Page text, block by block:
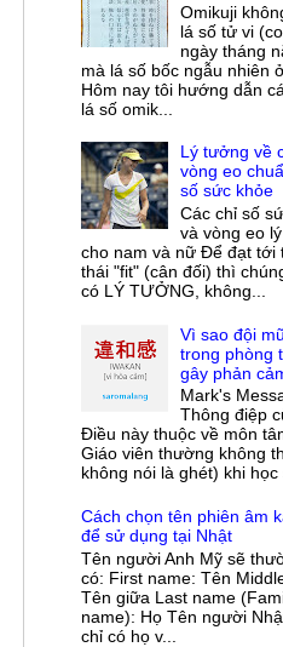
Omikuji
lá số tử vi
ngày tháng
mà lá số bốc ngẫu nhiên
Hôm nay tôi hướng dẫn
lá số omik...
Lý tưởng về
vòng eo
số sức khỏe
Các chỉ số
và vòng eo
cho nam và nữ Để đạt tới
thái "fit" (cân đối) thì
có LÝ TƯỞNG, không...
Vì sao đội
trong phòng
gây phản
Mark's
Thông điệp
Điều này thuộc về môn
Giáo viên thường không
không nói là ghét) khi học
Cách chọn tên phiên âm
để sử dụng tại Nhật
Tên người Anh Mỹ sẽ
có: First name: Tên
Tên giữa Last name
name): Họ Tên người
chỉ có họ v...